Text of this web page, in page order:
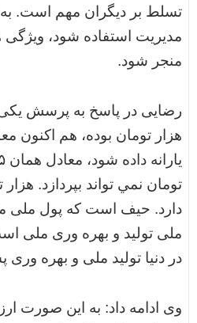
تسلط بر دیگران مهم است. به
مدیریت استفاده شود، ویژگی
منجر شود.
دارد. حیف است که پول ملی
ملی تولید و بهره وری ملی
در دنیا تولید ملی و بهره
وی ادامه داد: به این صورت